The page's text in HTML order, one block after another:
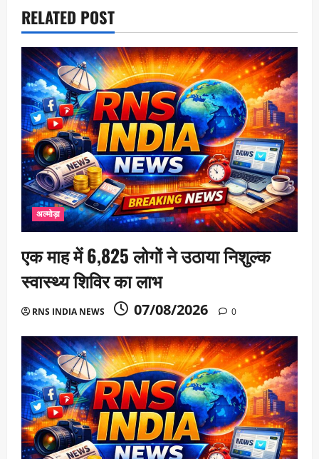
RELATED POST
अल्मोड़ा
एक माह में 6,825 लोगों ने उठाया निशुल्क
स्वास्थ्य शिविर का लाभ
RNS INDIA NEWS 07/08/2026 0